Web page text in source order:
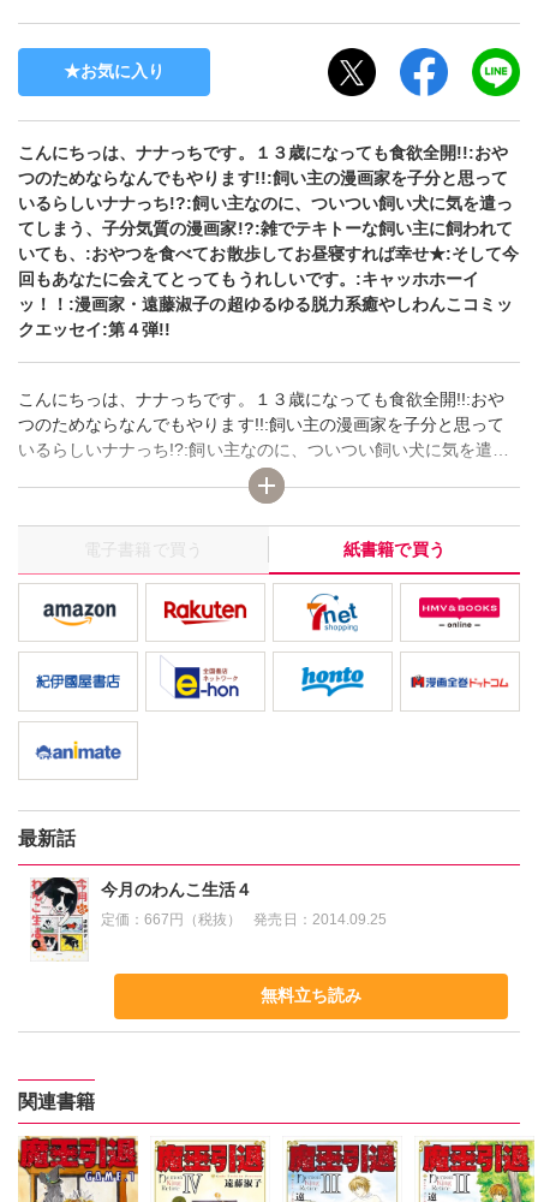
お気に入り
こんにちっは、ナナっちです。１３歳になっても食欲全開!!:おや
つのためならなんでもやります!!:飼い主の漫画家を子分と思って
いるらしいナナっち!?:飼い主なのに、ついつい飼い犬に気を遣っ
てしまう、子分気質の漫画家!?:雑でテキトーな飼い主に飼われて
いても、:おやつを食べてお散歩してお昼寝すれば幸せ★:そして今
回もあなたに会えてとってもうれしいです。:キャッホホーイ
ッ！！:漫画家・遠藤淑子の超ゆるゆる脱力系癒やしわんこコミッ
クエッセイ:第４弾!!
こんにちっは、ナナっちです。１３歳になっても食欲全開!!:おや
つのためならなんでもやります!!:飼い主の漫画家を子分と思って
いるらしいナナっち!?:飼い主なのに、ついつい飼い犬に気を遣っ
てしまう、子分気質の漫画家!?:雑でテキトーな飼い主に飼われて
いても、:おやつを食べてお散歩してお昼寝すれば幸せ★:そして今
回もあなたに会えてとってもうれしいです。:キャッホホーイ
ッ！！:漫画家・遠藤淑子の超ゆるゆる脱力系癒やしわんこコミッ
クエッセイ:第４弾!!
電子書籍で買う 紙書籍で買う
最新話
今月のわんこ生活４
定価：667円（税抜） 発売日： 2014.09.25
無料立ち読み
関連書籍